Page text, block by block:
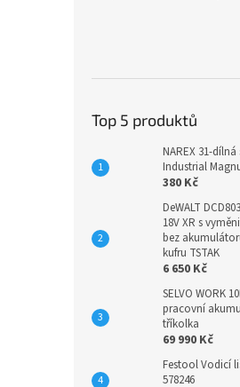
Top 5 produktů
NAREX 31-
Industrial
380 Kč
DeWALT
18V XR s
bez
kufru TSTAK
6 650 Kč
SELVO WORK
pracovní
tříkolka
69 990 Kč
Festool Vodicí
578246